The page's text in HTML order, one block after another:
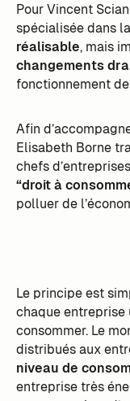
Pour Vincent
spécialisée dans
réalisable, mais
changements
fonctionnement
Afin
Elisabeth Borne
chefs
“droit à
polluer de
Le principe est
chaque entreprise
consommer. Le
distribués aux
niveau de
entreprise très